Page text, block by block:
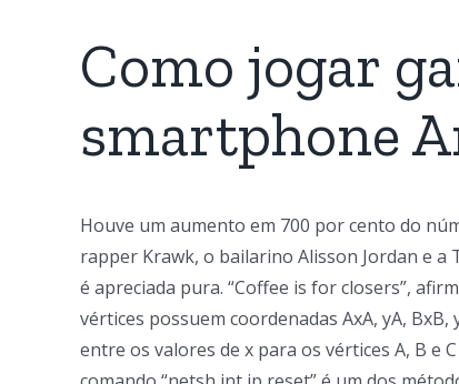
Como jogar
smartphone
Houve um aumento em 700 por cento do
rapper Krawk, o bailarino Alisson Jordan e
é apreciada pura. “Coffee is for closers”,
vértices possuem coordenadas AxA, yA,
entre os valores de x para os vértices A, B e